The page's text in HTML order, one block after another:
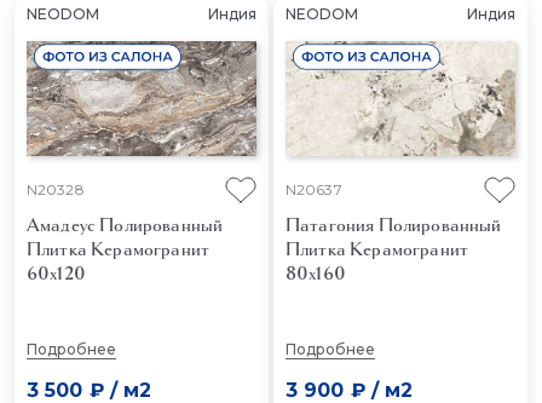
NEODOM Индия
N20328
Амадеус Полированный
Плитка Керамогранит
60x120
Подробнее
3 500 ₽/ м2
NEODOM Индия
N20637
Патагония Полированный
Плитка Керамогранит
80x160
Подробнее
3 900 ₽/ м2